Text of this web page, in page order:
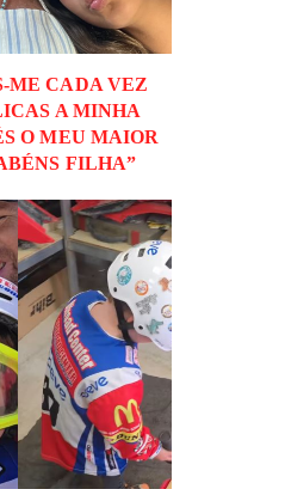
ME CADA VEZ
A MINHA
O MEU MAIOR
FILHA”